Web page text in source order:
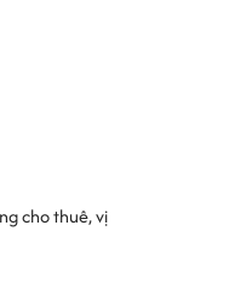
cho thuê, vị